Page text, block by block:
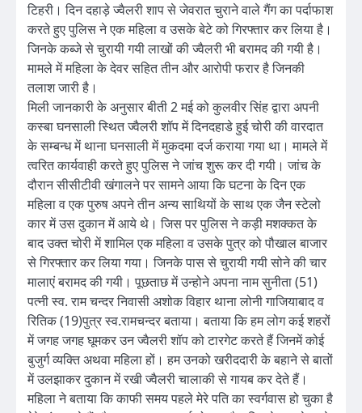
टिहरी। दिन दहाड़े ज्वैलरी शाप से जेवरात चुराने वाले गैंग का पर्दाफाश
करते हुए पुलिस ने एक महिला व उसके बेटे को गिरफ्तार कर लिया है।
जिनके कब्जे से चुरायी गयी लाखों की ज्वैलरी भी बरामद की गयी है।
मामले में महिला के देवर सहित तीन और आरोपी फरार है जिनकी
तलाश जारी है।
मिली जानकारी के अनुसार बीती 2 मई को कुलवीर सिंह द्वारा अपनी
कस्बा घनसाली स्थित ज्वैलरी शॉप में दिनदहाडे हुई चोरी की वारदात
के सम्बन्ध में थाना घनसाली में मुकदमा दर्ज कराया गया था। मामले में
त्वरित कार्यवाही करते हुए पुलिस ने जांच शुरू कर दी गयी। जांच के
दौरान सीसीटीवी खंगालने पर सामने आया कि घटना के दिन एक
महिला व एक पुरुष अपने तीन अन्य साथियों के साथ एक जैन स्टेलो
कार में उस दुकान में आये थे। जिस पर पुलिस ने कड़ी मशक्कत के
बाद उक्त चोरी में शामिल एक महिला व उसके पुत्र को पौखाल बाजार
से गिरफ्तार कर लिया गया। जिनके पास से चुरायी गयी सोने की चार
मालाएं बरामद की गयी। पूछताछ में उन्होने अपना नाम सुनीता (51)
पत्नी स्व. राम चन्दर निवासी अशोक विहार थाना लोनी गाजियाबाद व
रितिक (19)पुत्र स्व.रामचन्दर बताया। बताया कि हम लोग कई शहरों
में जगह जगह घूमकर उन ज्वैलरी शॉप को टारगेट करते हैं जिनमें कोई
बुजुर्ग व्यक्ति अथवा महिला हों। हम उनको खरीददारी के बहाने से बातों
में उलझाकर दुकान में रखी ज्वैलरी चालाकी से गायब कर देते हैं।
महिला ने बताया कि काफी समय पहले मेरे पति का स्वर्गवास हो चुका है